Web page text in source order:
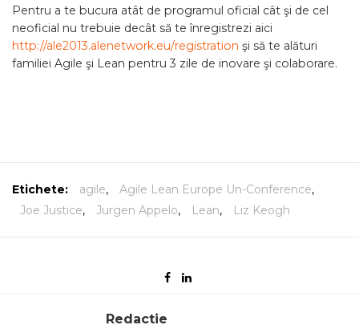
Pentru a te bucura atât de programul oficial cât şi de cel
neoficial nu trebuie decât să te înregistrezi aici
http://ale2013.alenetwork.eu/registration şi să te alături
familiei Agile şi Lean pentru 3 zile de inovare şi colaborare.
Etichete: agile, Agile Lean Europe Un-Conference,
Joe Justice, Jurgen Appelo, Lean, Liz Keogh
Redactie